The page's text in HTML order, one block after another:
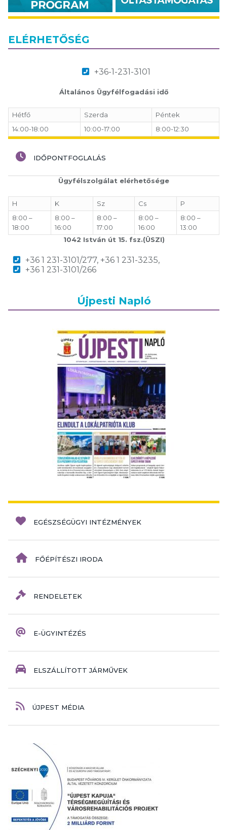
ELÉRHETŐSÉG
+36-1-231-3101
Általános Ügyfélfogadási idő
Hétfő Szerda
Péntek
14:00-18:00
10:00-17:00 8:00-12:30
IDŐPONTFOGLALÁS
Ügyfélszolgálat elérhetősége
H K Sz Cs
P
8:00 –
18:00
8:00 –
16:00
8:00 –
17:00
8:00 –
16:00
8:00 –
13:00
1042 István út 15. fsz.(ÜSZI)
+36 1 231-3101/277, +36 1 231-3235,
+36 1 231-3101/266
Újpesti Napló
EGÉSZSÉGÜGYI INTÉZMÉNYEK
FŐÉPÍTÉSZI IRODA
RENDELETEK
E-ÜGYINTÉZÉS
ELSZÁLLÍTOTT JÁRMŰVEK
ÚJPEST MÉDIA